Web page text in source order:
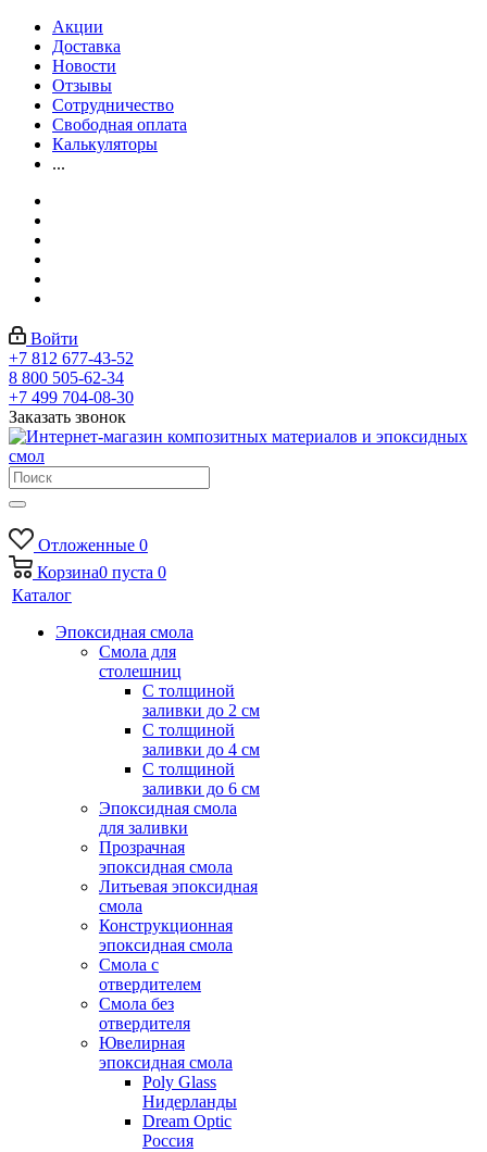
Акции
Доставка
Новости
Отзывы
Сотрудничество
Свободная оплата
Калькуляторы
...
Войти
+7 812 677-43-52
8 800 505-62-34
+7 499 704-08-30
Заказать звонок
Отложенные 0
Корзина0 пуста 0
Каталог
Эпоксидная смола
Смола для
столешниц
С толщиной
заливки до 2 см
С толщиной
заливки до 4 см
С толщиной
заливки до 6 см
Эпоксидная смола
для заливки
Прозрачная
эпоксидная смола
Литьевая эпоксидная
смола
Конструкционная
эпоксидная смола
Смола с
отвердителем
Смола без
отвердителя
Ювелирная
эпоксидная смола
Poly Glass
Нидерланды
Dream Optic
Россия